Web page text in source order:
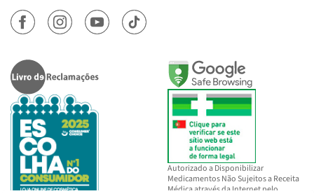
Autorizado a Disponibilizar
Medicamentos Não Sujeitos a Receita
Médica através da Internet pelo